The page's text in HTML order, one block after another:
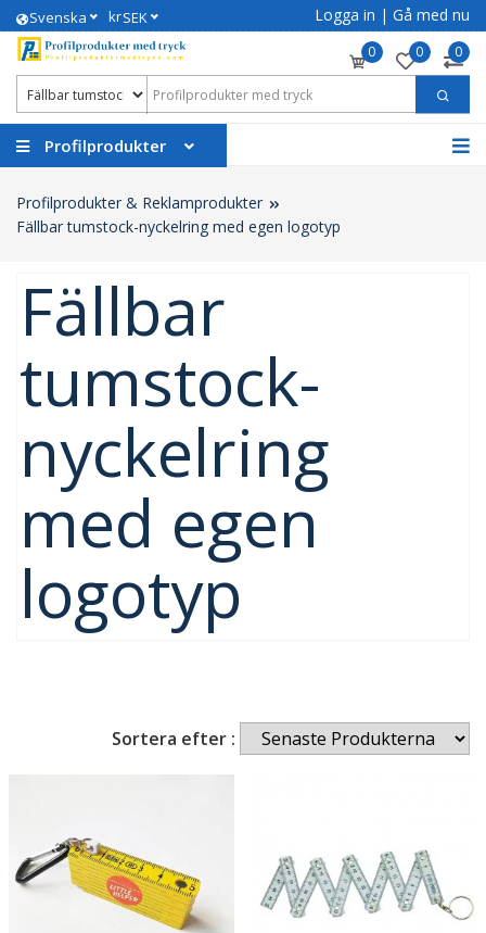
Svenska krSEK Logga in | Gå med nu
0 0 0
Profilprodukter
Profilprodukter & Reklamprodukter
Fällbar tumstock-nyckelring med egen logotyp
Fällbar
tumstock-
nyckelring
med egen
logotyp
Sortera efter :